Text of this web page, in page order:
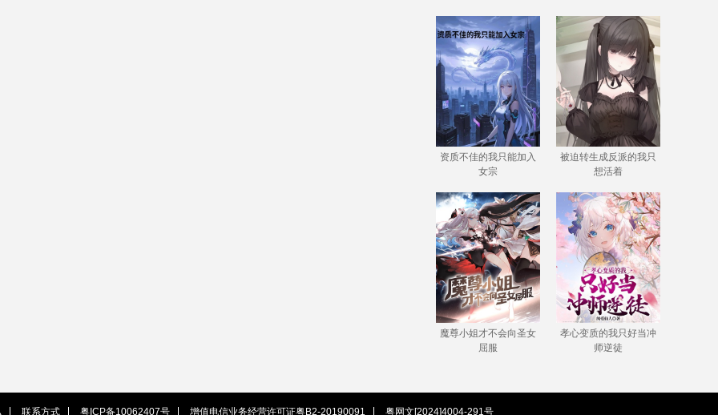
资质不佳的我只能加入
女宗
被迫转生成反派的我只
想活着
魔尊小姐才不会向圣女
屈服
孝心变质的我只好当冲
师逆徒
联系方式 粤ICP备10062407号 增值电信业务经营许可证粤B2-20190091 粤网文[2024]4004-291号